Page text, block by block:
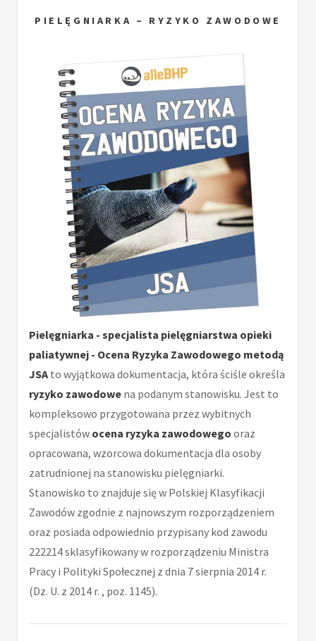
PIELĘGNIARKA – RYZYKO ZAWODOWE
Pielęgniarka - specjalista pielęgniarstwa opieki
paliatywnej - Ocena Ryzyka Zawodowego metodą
JSA to wyjątkowa dokumentacja, która ściśle określa
ryzyko zawodowe na podanym stanowisku. Jest to
kompleksowo przygotowana przez wybitnych
specjalistów ocena ryzyka zawodowego oraz
opracowana, wzorcowa dokumentacja dla osoby
zatrudnionej na stanowisku pielęgniarki.
Stanowisko to znajduje się w Polskiej Klasyfikacji
Zawodów zgodnie z najnowszym rozporządzeniem
oraz posiada odpowiednio przypisany kod zawodu
222214 sklasyfikowany w rozporządzeniu Ministra
Pracy i Polityki Społecznej z dnia 7 sierpnia 2014 r.
(Dz. U. z 2014 r. , poz. 1145).